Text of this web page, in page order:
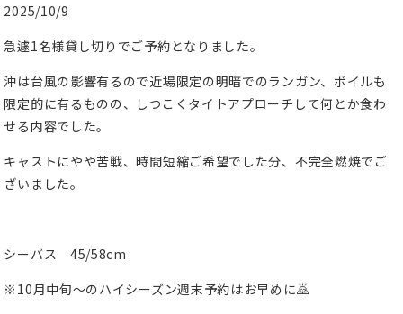
2025/10/9
急遽1名様貸し切りでご予約となりました。
沖は台風の影響有るので近場限定の明暗でのランガン、ボイルも
限定的に有るものの、しつこくタイトアプローチして何とか食わ
せる内容でした。
キャストにやや苦戦、時間短縮ご希望でした分、不完全燃焼でご
ざいました。
シーバス 45/58cm
※10月中旬〜のハイシーズン週末予約はお早めに🙇